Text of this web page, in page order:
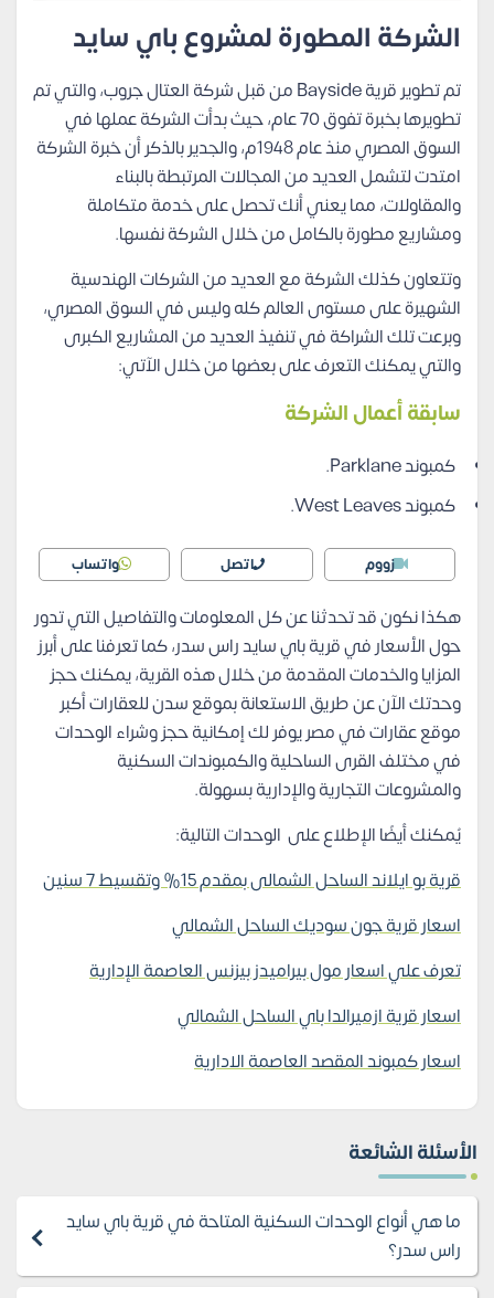
الشركة المطورة لمشروع باي سايد
تم تطوير قرية Bayside من قبل شركة العتال جروب، والتي تم
تطويرها بخبرة تفوق 70 عام، حيث بدأت الشركة عملها في
السوق المصري منذ عام 1948م، والجدير بالذكر أن خبرة الشركة
امتدت لتشمل العديد من المجالات المرتبطة بالبناء
والمقاولات، مما يعني أنك تحصل على خدمة متكاملة
ومشاريع مطورة بالكامل من خلال الشركة نفسها.
وتتعاون كذلك الشركة مع العديد من الشركات الهندسية
الشهيرة على مستوى العالم كله وليس في السوق المصري،
وبرعت تلك الشراكة في تنفيذ العديد من المشاريع الكبرى
والتي يمكنك التعرف على بعضها من خلال الآتي:
سابقة أعمال الشركة
كمبوند Parklane.
كمبوند West Leaves.
زووم اتصل واتساب
هكذا نكون قد تحدثنا عن كل المعلومات والتفاصيل التي تدور
حول الأسعار في قرية باي سايد راس سدر، كما تعرفنا على أبرز
المزايا والخدمات المقدمة من خلال هذه القرية، يمكنك حجز
وحدتك الآن عن طريق الاستعانة بموقع سدن للعقارات أكبر
موقع عقارات في مصر يوفر لك إمكانية حجز وشراء الوحدات
في مختلف القرى الساحلية والكمبوندات السكنية
والمشروعات التجارية والإدارية بسهولة.
يُمكنك أيضًا الإطلاع على الوحدات التالية:
قرية بو ايلاند الساحل الشمالى بمقدم 15% وتقسيط 7 سنين
اسعار قرية جون سوديك الساحل الشمالي
تعرف علي اسعار مول بيراميدز بيزنس العاصمة الإدارية
اسعار قرية ازميرالدا باي الساحل الشمالي
اسعار كمبوند المقصد العاصمة الادارية
الأسئلة الشائعة
ما هي أنواع الوحدات السكنية المتاحة في قرية باي سايد
راس سدر؟